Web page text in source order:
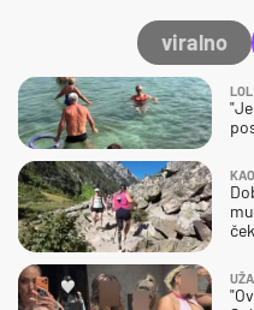
viralno
LOL